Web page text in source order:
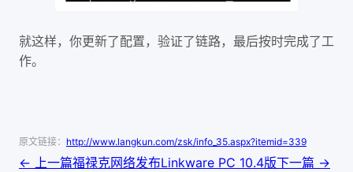
就这样， 你更新了配置，验证了链路，最后按时完成了工
作。
原文链接： http://www.langkun.com/zsk/info_35.aspx?itemid=339
← 上一篇福禄克网络发布Linkware PC 10.4版下一篇 →